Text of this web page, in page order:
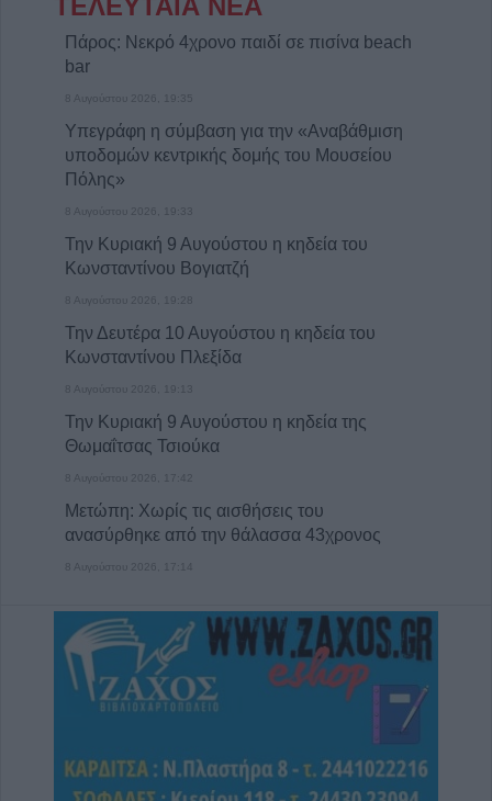
ΤΕΛΕΥΤΑΙΑ ΝΕΑ
Πάρος: Νεκρό 4χρονο παιδί σε πισίνα beach
bar
8 Αυγούστου 2026, 19:35
Υπεγράφη η σύμβαση για την «Αναβάθμιση
υποδομών κεντρικής δομής του Μουσείου
Πόλης»
8 Αυγούστου 2026, 19:33
Την Κυριακή 9 Αυγούστου η κηδεία του
Κωνσταντίνου Βογιατζή
8 Αυγούστου 2026, 19:28
Την Δευτέρα 10 Αυγούστου η κηδεία του
Κωνσταντίνου Πλεξίδα
8 Αυγούστου 2026, 19:13
Την Κυριακή 9 Αυγούστου η κηδεία της
Θωμαΐτσας Τσιούκα
8 Αυγούστου 2026, 17:42
Μετώπη: Χωρίς τις αισθήσεις του
ανασύρθηκε από την θάλασσα 43χρονος
8 Αυγούστου 2026, 17:14
πρόβλημα των ανεπιτήρητων βοοειδών σε
κοινότητες του Δήμου Παλαμά
8 Αυγούστου 2026, 14:49
Ακυρώθηκε απόφαση του Περιφερειάρχη
σκι στη λίμνη Σμοκόβου
8 Αυγούστου 2026, 13:44